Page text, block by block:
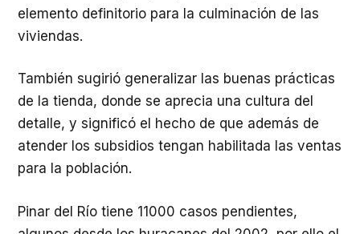
elemento definitorio para la culminación de las
viviendas.
También sugirió generalizar las buenas prácticas
de la tienda, donde se aprecia una cultura del
detalle, y significó el hecho de que además de
atender los subsidios tengan habilitada las ventas
para la población.
Pinar del Río tiene 11000 casos pendientes,